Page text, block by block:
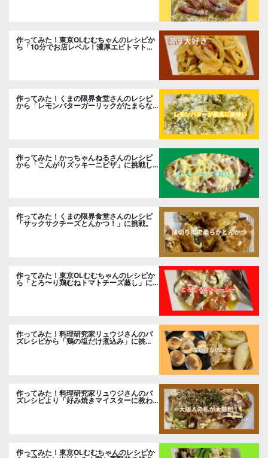
作ってみた！東京OLむむちゃんのレシピか
ら「10分でお店レベル！濃厚エビトマトク
リームパスタ」に挑戦
作ってみた！くまの限界食堂さんのレシピ
から「レモンバターガーリックがたまらな
作ってみた！かっちゃんねるさんのレシピ
から「こんがりズッキーニピザ」に挑戦し
ました。
作ってみた！くまの限界食堂さんのレシピ
「サックサクチーズとんかつ！」に挑戦。
作ってみた！東京OLむむちゃんのレシピか
ら「とろ〜り鶏むねトマトチーズ蒸し」に
作ってみた！料理研究家リュウジさんのバ
ズレシピから「鶏の塩だけ煮込み」に挑
作ってみた！料理研究家リュウジさんのバ
ズレシピより「好み焼きマイスターに教わ
作ってみた！東京OLむむちゃんのレシピか